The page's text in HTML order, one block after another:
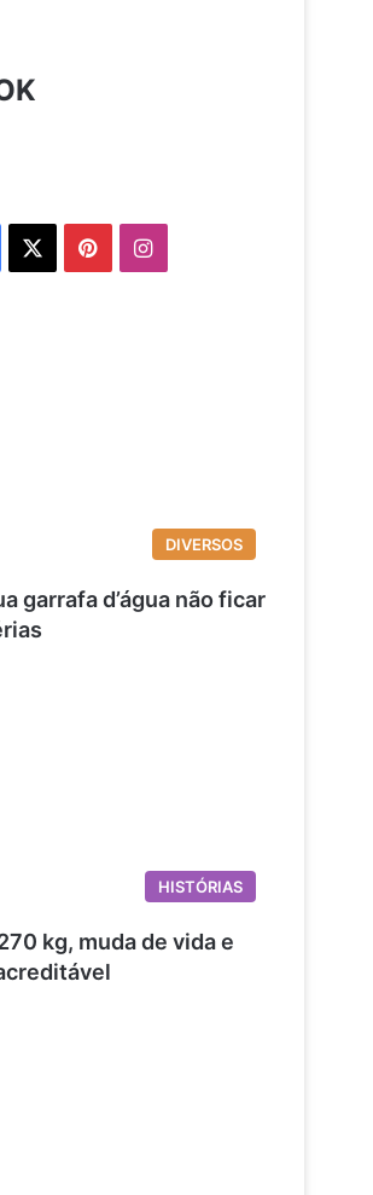
PinterestInstagram
DIVERSOS
garrafa d’água não ficar
HISTÓRIAS
kg, muda de vida e